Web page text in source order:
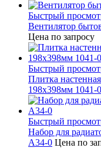
Быстрый
Вентилятор
Цена по запросу
Быстрый
Плитка
198x398мм 1041-
Быстрый
Набор для
A34-0 Цена по